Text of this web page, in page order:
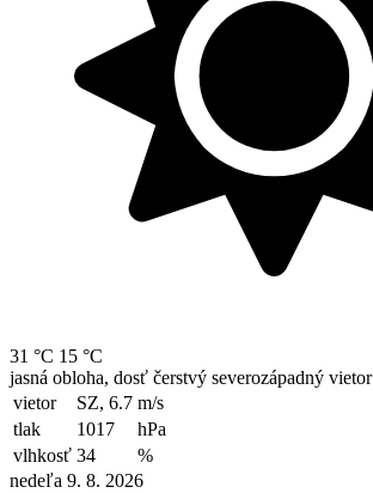
31 °C 15 °C
jasná obloha, dosť čerstvý severozápadný vietor
vietor
SZ, 6.7 m/s
tlak
1017
hPa
vlhkosť 34
%
nedeľa 9. 8. 2026